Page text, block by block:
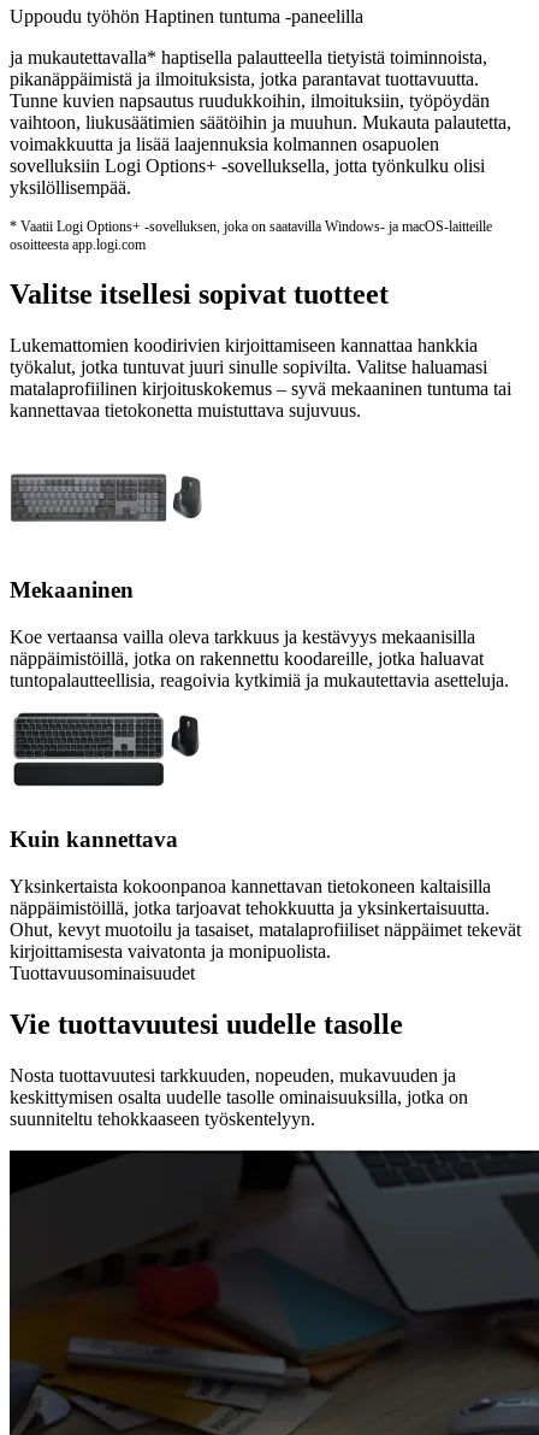
Uppoudu työhön Haptinen tuntuma ‑paneelilla
ja mukautettavalla* haptisella palautteella tietyistä toiminnoista,
pikanäppäimistä ja ilmoituksista, jotka parantavat tuottavuutta.
Tunne kuvien napsautus ruudukkoihin, ilmoituksiin, työpöydän
vaihtoon, liukusäätimien säätöihin ja muuhun. Mukauta palautetta,
voimakkuutta ja lisää laajennuksia kolmannen osapuolen
sovelluksiin Logi Options+ -sovelluksella, jotta työnkulku olisi
yksilöllisempää.
* Vaatii Logi Options+ ‑sovelluksen, joka on saatavilla Windows- ja macOS-laitteille
osoitteesta app.logi.com
Valitse itsellesi sopivat tuotteet
Lukemattomien koodirivien kirjoittamiseen kannattaa hankkia
työkalut, jotka tuntuvat juuri sinulle sopivilta. Valitse haluamasi
matalaprofiilinen kirjoituskokemus – syvä mekaaninen tuntuma tai
kannettavaa tietokonetta muistuttava sujuvuus.
Mekaaninen
Koe vertaansa vailla oleva tarkkuus ja kestävyys mekaanisilla
näppäimistöillä, jotka on rakennettu koodareille, jotka haluavat
tuntopalautteellisia, reagoivia kytkimiä ja mukautettavia asetteluja.
Kuin kannettava
Yksinkertaista kokoonpanoa kannettavan tietokoneen kaltaisilla
näppäimistöillä, jotka tarjoavat tehokkuutta ja yksinkertaisuutta.
Ohut, kevyt muotoilu ja tasaiset, matalaprofiiliset näppäimet tekevät
kirjoittamisesta vaivatonta ja monipuolista.
Tuottavuusominaisuudet
Vie tuottavuutesi uudelle tasolle
Nosta tuottavuutesi tarkkuuden, nopeuden, mukavuuden ja
keskittymisen osalta uudelle tasolle ominaisuuksilla, jotka on
suunniteltu tehokkaaseen työskentelyyn.